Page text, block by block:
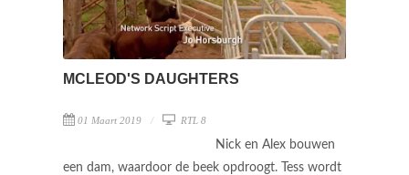
MCLEOD'S DAUGHTERS
01 Maart 2019 RTL 8
Nick en Alex bouwen
een dam, waardoor de beek opdroogt. Tess wordt